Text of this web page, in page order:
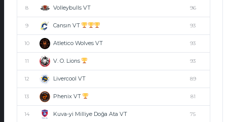
8 Volleybulls VT 96
9 Cansın VT 93
10 Atletico Wolves VT 93
11 V. O. Lions 93
12 Livercool VT 89
13 Phenix VT 81
14 Kuva-yi Milliye Doğa Ata VT 75